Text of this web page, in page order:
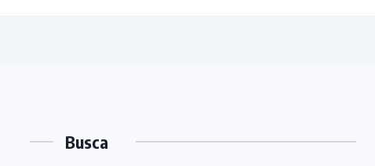
Busca